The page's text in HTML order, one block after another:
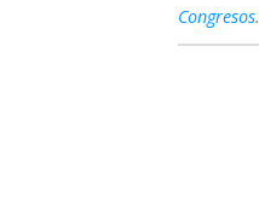
Congresos.